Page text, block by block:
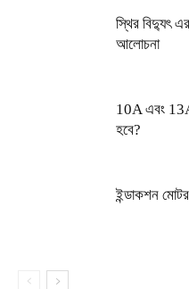
স্থির বিদ্যুৎ
আলোচনা
10A এবং
হবে?
ইন্ডাকশন